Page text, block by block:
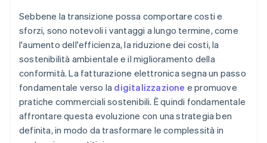
Sebbene la transizione possa comportare costi e
sforzi, sono notevoli i vantaggi a lungo termine, come
l'aumento dell'efficienza, la riduzione dei costi, la
sostenibilità ambientale e il miglioramento della
conformità. La fatturazione elettronica segna un passo
fondamentale verso la digitalizzazione e promuove
pratiche commerciali sostenibili. È quindi fondamentale
affrontare questa evoluzione con una strategia ben
definita, in modo da trasformare le complessità in